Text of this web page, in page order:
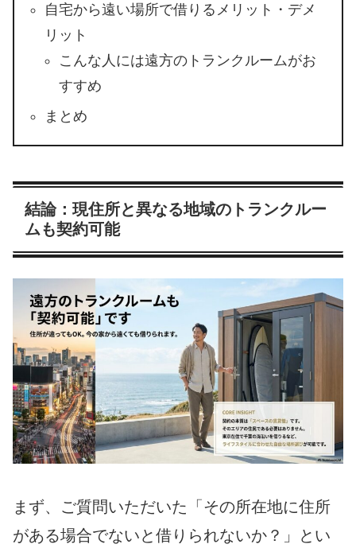
自宅から遠い場所で借りるメリット・デメ
リット
こんな人には遠方のトランクルームがお
すすめ
まとめ
結論：現住所と異なる地域のトランクルー
ムも契約可能
まず、ご質問いただいた「その所在地に住所
がある場合でないと借りられないか？」とい